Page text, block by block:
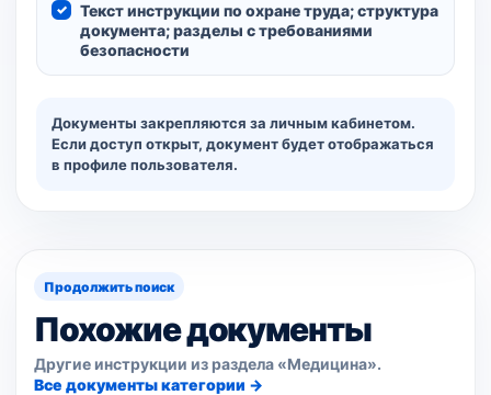
Текст инструкции по охране труда; структура
документа; разделы с требованиями
безопасности
Документы закрепляются за личным кабинетом.
Если доступ открыт, документ будет отображаться
в профиле пользователя.
Продолжить поиск
Похожие документы
Другие инструкции из раздела «Медицина».
Все документы категории →